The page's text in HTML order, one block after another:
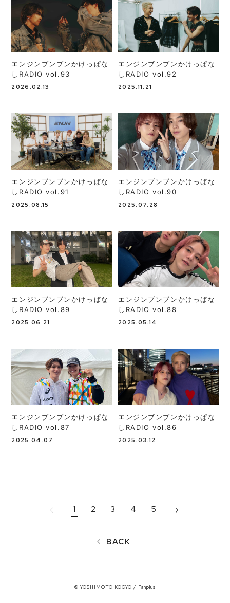
STAFF BLOG
SPECIAL
エンジンブンブンかけっぱな
しRADIO vol.93
2026.02.13
エンジンブンブンかけっぱな
しRADIO vol.92
2025.11.21
エンジンブンブンかけっぱな
しRADIO vol.91
2025.08.15
エンジンブンブンかけっぱな
しRADIO vol.90
2025.07.28
エンジンブンブンかけっぱな
しRADIO vol.89
2025.06.21
エンジンブンブンかけっぱな
しRADIO vol.88
2025.05.14
エンジンブンブンかけっぱな
しRADIO vol.87
2025.04.07
エンジンブンブンかけっぱな
しRADIO vol.86
2025.03.12
1 2 3 4 5
BACK
© YOSHIMOTO KOGYO / Fanplus